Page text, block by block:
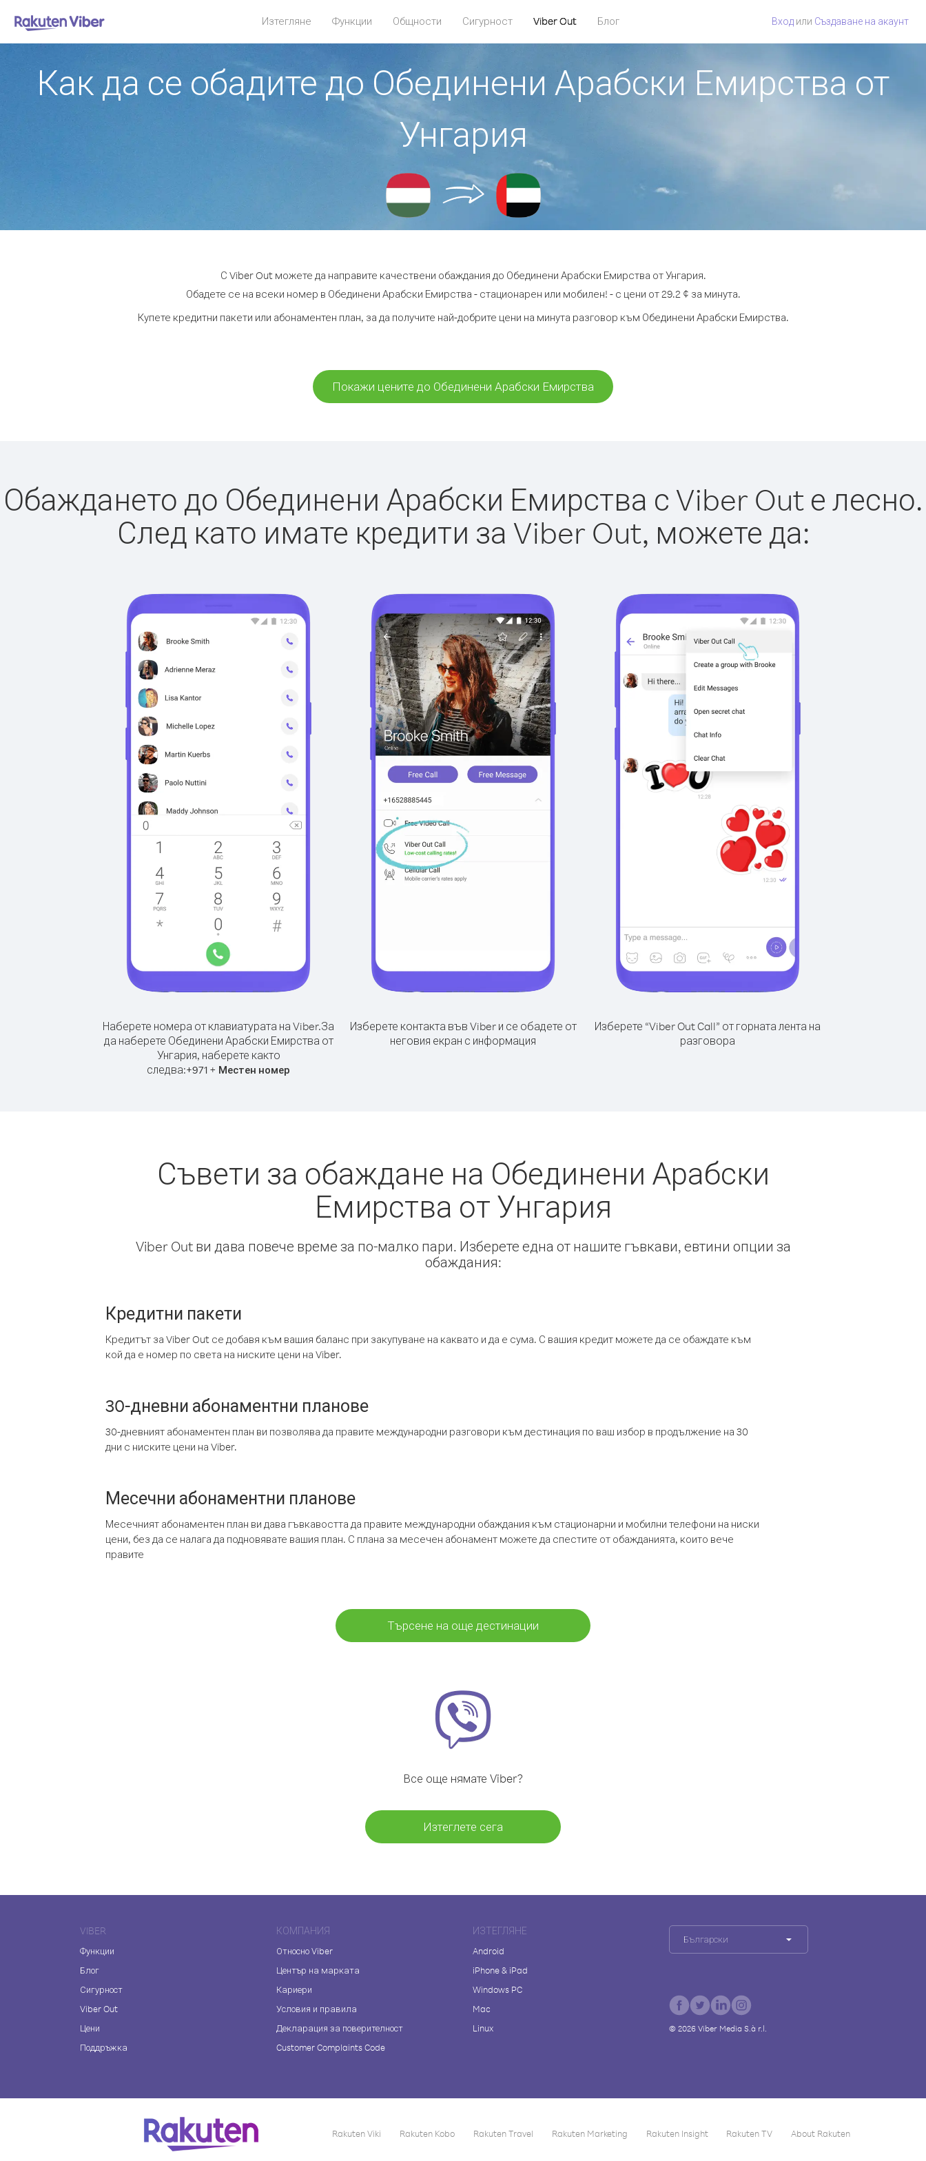
Изтегляне Функции Общности Сигурност Viber Out Блог Вход или Създаване на акаунт
Как да се обадите до Обединени Арабски Емирства от
Унгария
С Viber Out можете да направите качествени обаждания до Обединени Арабски Емирства от Унгария.
Обадете се на всеки номер в Обединени Арабски Емирства - стационарен или мобилен! - с цени от 29.2 ¢ за минута.
Купете кредитни пакети или абонаментен план, за да получите най-добрите цени на минута разговор към Обединени Арабски Емирства.
Покажи цените до Обединени Арабски Емирства
Обаждането до Обединени Арабски Емирства с Viber Out е лесно.
След като имате кредити за Viber Out, можете да:
Наберете номера от клавиатурата на Viber.За
да наберете Обединени Арабски Емирства от
Унгария, наберете както
следва:+971 + Местен номер
Изберете контакта във Viber и се обадете от
неговия екран с информация
Изберете “Viber Out Call” от горната лента на
разговора
Съвети за обаждане на Обединени Арабски
Емирства от Унгария
Viber Out ви дава повече време за по-малко пари. Изберете една от нашите гъвкави, евтини опции за
обаждания:
Кредитни пакети
Кредитът за Viber Out се добавя към вашия баланс при закупуване на каквато и да е сума. С вашия кредит можете да се обаждате към
кой да е номер по света на ниските цени на Viber.
30-дневни абонаментни планове
30-дневният абонаментен план ви позволява да правите международни разговори към дестинация по ваш избор в продължение на 30
дни с ниските цени на Viber.
Месечни абонаментни планове
Месечният абонаментен план ви дава гъвкавостта да правите международни обаждания към стационарни и мобилни телефони на ниски
цени, без да се налага да подновявате вашия план. С плана за месечен абонамент можете да спестите от обажданията, които вече
правите
Търсене на още дестинации
Все още нямате Viber?
Изтеглете сега
VIBER
Функции
Блог
Сигурност
Viber Out
Цени
Поддръжка
КОМПАНИЯ
Относно Viber
Център на марката
Кариери
Условия и правила
Декларация за поверителност
Customer Complaints Code
ИЗТЕГЛЯНЕ
Android
iPhone & iPad
Windows PC
Mac
Linux
Български
© 2026 Viber Media S.à r.l.
Rakuten Viki Rakuten Kobo Rakuten Travel Rakuten Marketing Rakuten Insight Rakuten TV About Rakuten